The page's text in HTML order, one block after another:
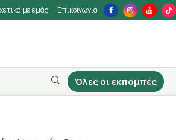
με εμάς Επικοινωνία
Όλες οι εκπομπές